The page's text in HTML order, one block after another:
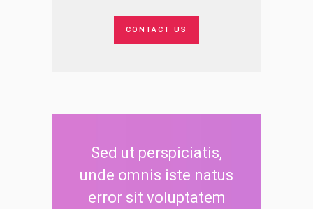
CONTACT US
Sed ut perspiciatis,
unde omnis iste natus
error sit voluptatem